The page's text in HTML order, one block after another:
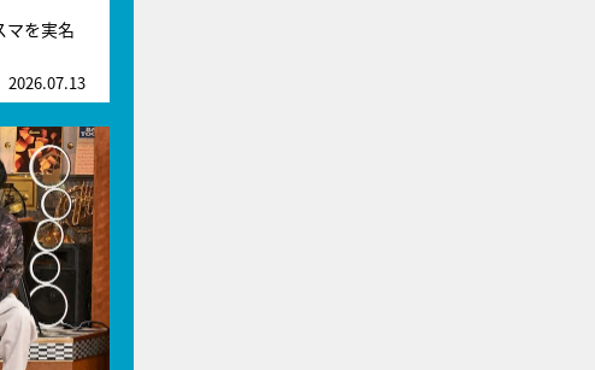
マを実名
2026.07.13